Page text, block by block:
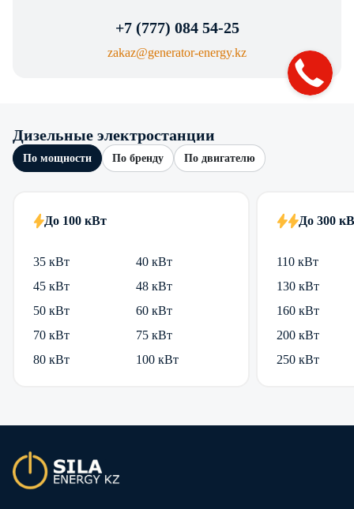
+7 (777) 084 54-25
zakaz@generator-energy.kz
Дизельные электростанции
По мощности По бренду По двигателю
До 100 кВт
35 кВт
40 кВт
45 кВт
48 кВт
50 кВт
60 кВт
70 кВт
75 кВт
80 кВт
100 кВт
До 300
110 кВт
130 кВт
160 кВт
200 кВт
250 кВт